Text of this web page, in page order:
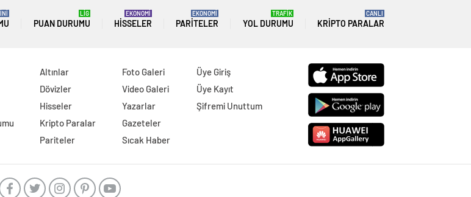
PUAN DURUMU
LİG
HISSELER
EKONOMİ
PARITELER
EKONOMİ
YOL DURUMU
TRAFİK
KRIPTO PARALAR
CANLI
Altınlar
Dövizler
Hisseler
Kripto Paralar
Pariteler
Foto Galeri
Video Galeri
Yazarlar
Gazeteler
Sıcak Haber
Üye Giriş
Üye Kayıt
Şifremi Unuttum